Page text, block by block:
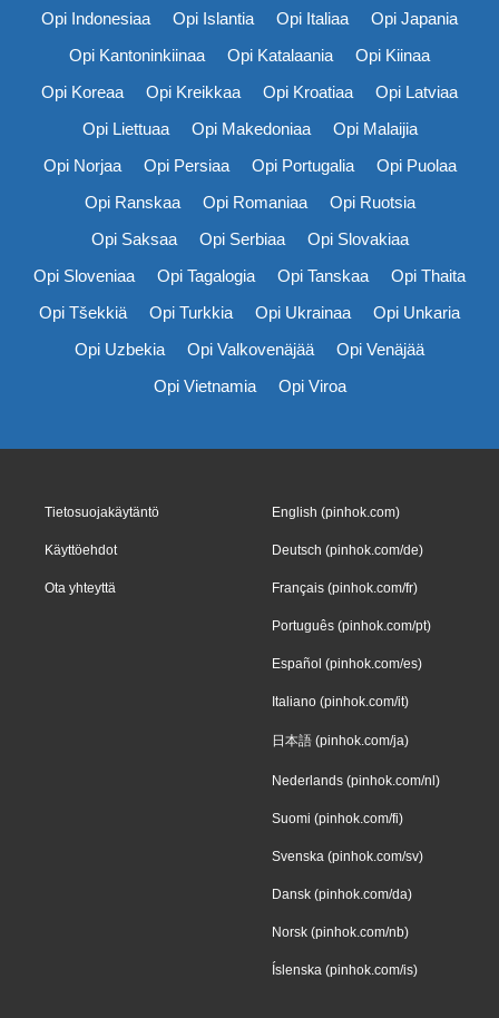
Opi Indonesiaa
Opi Islantia Opi Italiaa
Opi Japania
Opi Kantoninkiinaa
Opi Katalaania
Opi Kiinaa
Opi Koreaa
Opi Kreikkaa Opi Kroatiaa
Opi Latviaa
Opi Liettuaa
Opi Makedoniaa
Opi Malaijia
Opi Norjaa
Opi Persiaa Opi Portugalia
Opi Puolaa
Opi Ranskaa
Opi Romaniaa
Opi Ruotsia
Opi Saksaa
Opi Serbiaa
Opi Slovakiaa
Opi Sloveniaa
Opi Tagalogia Opi Tanskaa
Opi Thaita
Opi Tšekkiä
Opi Turkkia Opi Ukrainaa
Opi Unkaria
Opi Uzbekia
Opi Valkovenäjää
Opi Venäjää
Opi Vietnamia
Opi Viroa
Tietosuojakäytäntö
Käyttöehdot
Ota yhteyttä
English (pinhok.com)
Deutsch (pinhok.com/de)
Français (pinhok.com/fr)
Português (pinhok.com/pt)
Español (pinhok.com/es)
Italiano (pinhok.com/it)
日本語 (pinhok.com/ja)
Nederlands (pinhok.com/nl)
Suomi (pinhok.com/fi)
Svenska (pinhok.com/sv)
Dansk (pinhok.com/da)
Norsk (pinhok.com/nb)
Íslenska (pinhok.com/is)